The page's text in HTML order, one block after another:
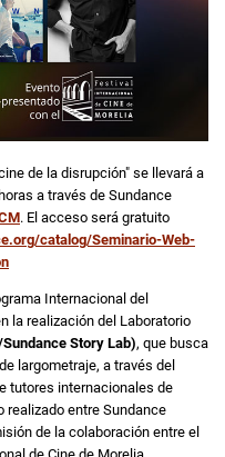
de la disrupción" se llevará a
a través de Sundance
. El acceso será gratuito
catalog/Seminario-Web-
Internacional del
la realización del Laboratorio
Story Lab), que busca
largometraje, a través del
tutores internacionales de
realizado entre Sundance
de la colaboración entre el